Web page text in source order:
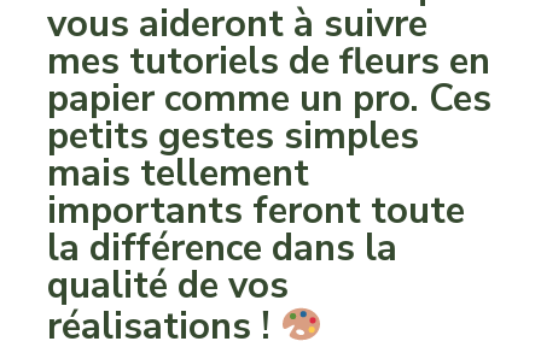
vous aideront à suivre
mes tutoriels de fleurs en
papier comme un pro. Ces
petits gestes simples
mais tellement
importants feront toute
la différence dans la
qualité de vos
réalisations !